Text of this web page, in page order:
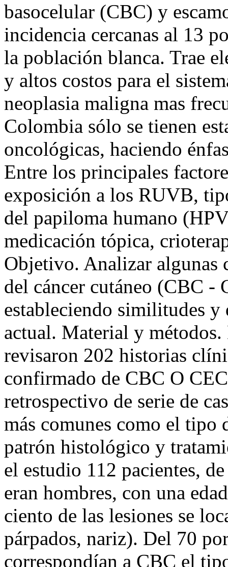
basocelular (CBC) y
incidencia cercanas al 13
la población blanca. Trae
y altos costos para el
neoplasia maligna mas
Colombia sólo se tienen
oncológicas, haciendo
Entre los principales
exposición a los RUVB,
del papiloma humano
medicación tópica,
Objetivo. Analizar algunas
del cáncer cutáneo (CBC -
estableciendo similitudes y
actual. Material y
revisaron 202 historias
confirmado de CBC O
retrospectivo de serie de
más comunes como el tipo
patrón histológico y
el estudio 112 pacientes,
eran hombres, con una
ciento de las lesiones se
párpados, nariz). Del 70
correspondían a CBC el